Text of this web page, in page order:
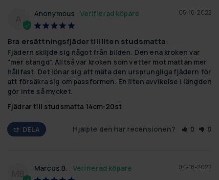
05-16-2022
Anonymous
Bra ersättningsfjäder till liten studsmatta
Fjädern skiljde sig något från bilden. Den ena kroken var
"mer stängd". Alltså var kroken som vetter mot mattan mer
hållfast. Det lönar sig att mäta den ursprungliga fjädern för
att försäkra sig om passformen. En liten avvikelse i längden
gör inte så mycket.
Fjädrar till studsmatta 14cm-20st
DELA Hjälpte den här recensionen? 0 0
MB
04-18-2022
Marcus B.